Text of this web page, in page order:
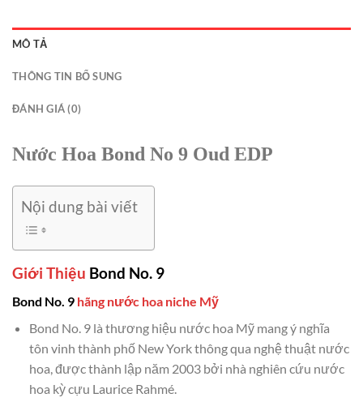
MÔ TẢ
THÔNG TIN BỔ SUNG
ĐÁNH GIÁ (0)
Nước Hoa Bond No 9 Oud EDP
Nội dung bài viết
Giới Thiệu Bond No. 9
Bond No. 9 hãng nước hoa niche Mỹ
Bond No. 9 là thương hiệu nước hoa Mỹ mang ý nghĩa
tôn vinh thành phố New York thông qua nghệ thuật nước
hoa, được thành lập năm 2003 bởi nhà nghiên cứu nước
hoa kỳ cựu Laurice Rahmé.